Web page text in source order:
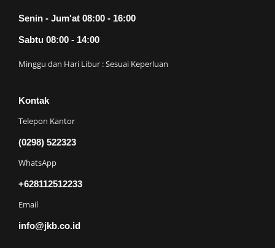
Senin - Jum'at 08:00 - 16:00
Sabtu 08:00 - 14:00
Minggu dan Hari Libur : Sesuai Keperluan
Kontak
Telepon Kantor
(0298) 522323
WhatsApp
+628112512233
Email
info@jkb.co.id